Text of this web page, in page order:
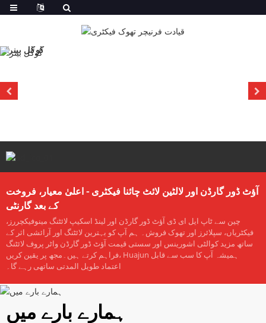
آؤٹ ڈور گارڈن اور لالٹین لائٹ چائنا فیکٹری - اعلیٰ معیار، فروخت
کے بعد گارنٹی
چین سے ٹاپ ایل ای ڈی آؤٹ ڈور گارڈن اور لینڈ اسکیپ لائٹنگ مینوفیکچررز،
فیکٹریاں، سپلائرز اور تھوک فروش۔ ہم آپ کو بہترین لائٹنگ اور آرائشی اثر کے
ساتھ مزید کوالٹی اشورینس اور سستی قیمت آؤٹ ڈور گارڈن واٹر پروف لائٹنگ
فراہم کرتے ہیں۔مجھ پر یقین کریں، Huajun ہمیشہ آپ کا سب سے قابل
اعتماد طویل المدتی ساتھی رہے گا۔
ہمارے بارے میں